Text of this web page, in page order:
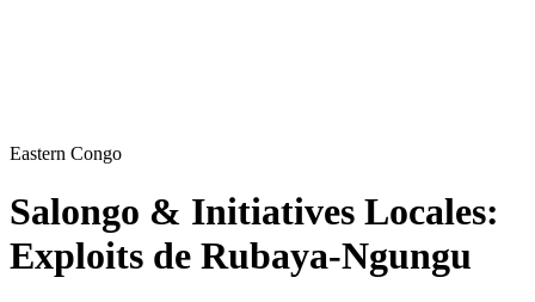
Eastern Congo
Salongo & Initiatives Locales:
Exploits de Rubaya-Ngungu